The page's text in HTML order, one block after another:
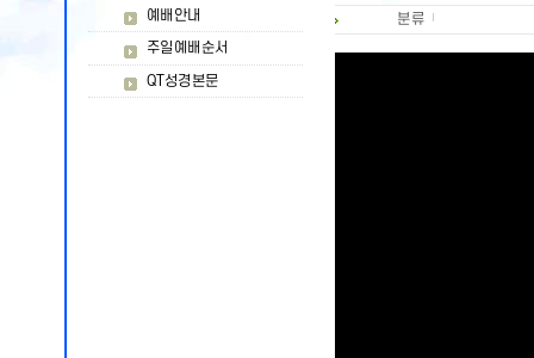
예배안내
주일예배순서
QT성경본문
분류